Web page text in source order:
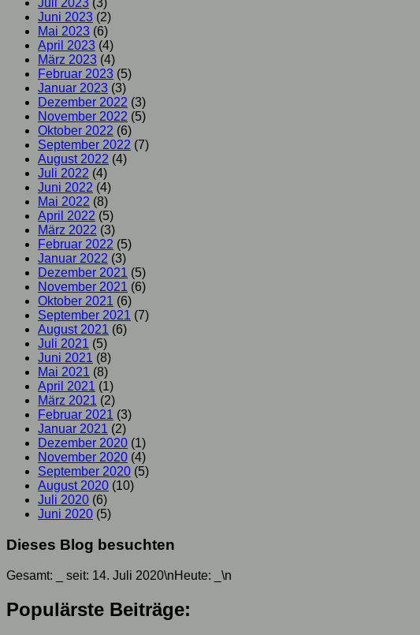
Juli 2023 (3)
Juni 2023 (2)
Mai 2023 (6)
April 2023 (4)
März 2023 (4)
Februar 2023 (5)
Januar 2023 (3)
Dezember 2022 (3)
November 2022 (5)
Oktober 2022 (6)
September 2022 (7)
August 2022 (4)
Juli 2022 (4)
Juni 2022 (4)
Mai 2022 (8)
April 2022 (5)
März 2022 (3)
Februar 2022 (5)
Januar 2022 (3)
Dezember 2021 (5)
November 2021 (6)
Oktober 2021 (6)
September 2021 (7)
August 2021 (6)
Juli 2021 (5)
Juni 2021 (8)
Mai 2021 (8)
April 2021 (1)
März 2021 (2)
Februar 2021 (3)
Januar 2021 (2)
Dezember 2020 (1)
November 2020 (4)
September 2020 (5)
August 2020 (10)
Juli 2020 (6)
Juni 2020 (5)
Dieses Blog besuchten
Gesamt: seit: 14. Juli 2020\nHeute: \n
Populärste Beiträge: